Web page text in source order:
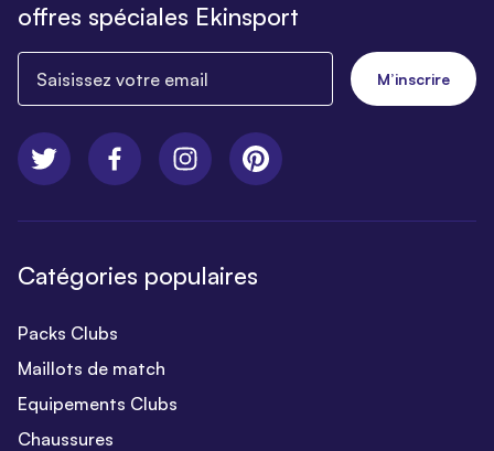
offres spéciales Ekinsport
M’inscrire
Catégories populaires
Packs Clubs
Maillots de match
Equipements Clubs
Chaussures